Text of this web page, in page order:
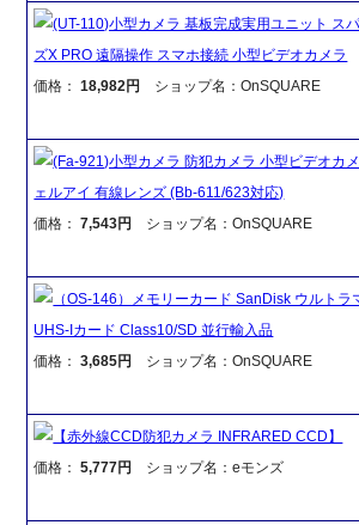
(UT-110)小型カメラ 基板完成実用ユニット ス
ズX PRO 遠隔操作 スマホ接続 小型ビデオカメラ
価格：18,982円 ショップ名：OnSQUARE
(Fa-921)小型カメラ 防犯カメラ 小型ビデオカ
ェルアイ 有線レンズ (Bb-611/623対応)
価格：7,543円 ショップ名：OnSQUARE
（OS-146）メモリーカード SanDisk ウルト
UHS-Iカード Class10/SD 並行輸入品
価格：3,685円 ショップ名：OnSQUARE
【赤外線CCD防犯カメラ INFRARED CCD】
価格：5,777円 ショップ名：eモンズ